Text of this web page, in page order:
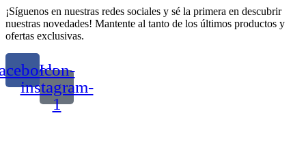
¡Síguenos en nuestras redes sociales y sé la primera en descubrir
nuestras novedades! Mantente al tanto de los últimos productos y
ofertas exclusivas.
Icon-
instagram-
1